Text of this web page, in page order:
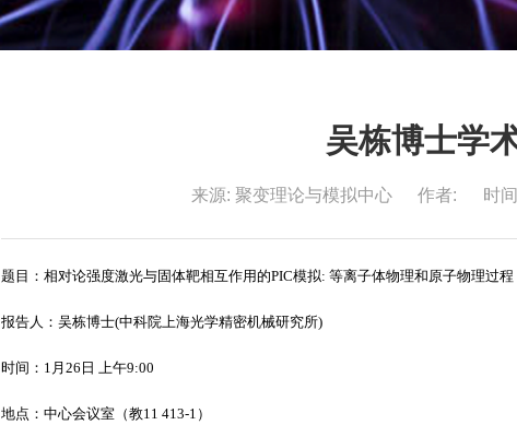
吴栋博士学
来源: 聚变理论与模拟中心 作者: 时
题目：相对论强度激光与固体靶相互作用的PIC模拟: 等离子体物理和原子物理过程
报告人：吴栋博士(中科院上海光学精密机械研究所)
时间： 1 月26 日 上午9:00
地点：中心会议室（教11 413-1 ）